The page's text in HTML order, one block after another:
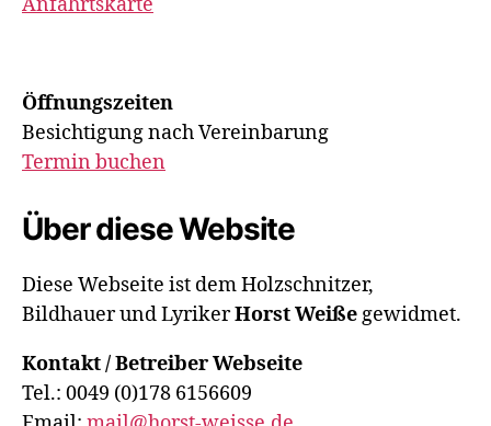
Öffnungszeiten
Besichtigung nach Vereinbarung
Termin buchen
Über diese Website
Diese Webseite ist dem Holzschnitzer,
Bildhauer und LyrikerHorst Weißegewidmet.
Kontakt / Betreiber Webseite
Tel.: 0049 (0)178 6156609